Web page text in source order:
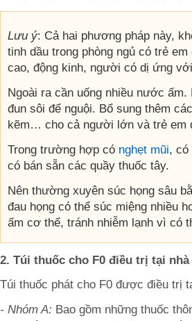
Lưu ý: Cả hai phương pháp này,
tinh dầu trong phòng ngủ có trẻ
cao, động kinh, người có dị ứng
Ngoài ra cần uống nhiều nước
đun sôi để nguội. Bổ sung thêm
kẽm… cho cả người lớn và trẻ em
Trong trường hợp có nghẹt mũi, có
có bán sẵn các quầy thuốc tây.
Nên thường xuyên súc họng sâu
đau họng có thể súc miệng nhiều
ấm cơ thể, tránh nhiễm lạnh vì có
2. Túi thuốc cho F0 điều trị tại
Túi thuốc phát cho F0 được điều trị
- Nhóm A: Bao gồm những thuốc